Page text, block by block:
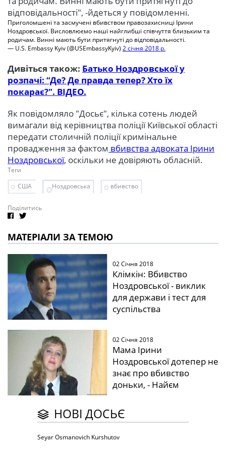
відповідальності", -йдеться у повідомленні.
Приголомшені та засмучені вбивством правозахисниці Ірини
Ноздровської. Висловлюємо наші найглибші співчуття близьким та
родичам. Винні мають бути притягнуті до відповідальності.
— U.S. Embassy Kyiv (@USEmbassyKyiv) 2 січня 2018 р.
Дивіться також: Батько Ноздровської у
розпачі: “Де? Де правда тепер? Хто їх
покарає?". ВІДЕО.
Як повідомляло "Досьє", кілька сотень людей
вимагали від керівництва поліції Київської області
передати столичній поліції кримінальне
провадження за фактом вбивства адвоката Ірини
Ноздровської, оскільки не довіряють обласній.
Теги
США
Ноздровська вбивство
Поділитись
МАТЕРІАЛИ ЗА ТЕМОЮ
02 Січня 2018
Клімкін: Вбивство
Ноздровської - виклик
для держави і тест для
суспільства
02 Січня 2018
Мама Ірини
Ноздровської дотепер не
знає про вбивство
доньки, - Найєм
НОВІ ДОСЬЄ
Seyar Osmanovich Kurshutov